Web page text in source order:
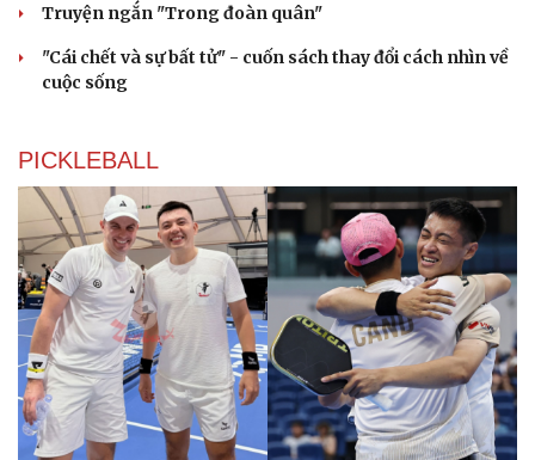
Truyện ngắn "Trong đoàn quân"
"Cái chết và sự bất tử" - cuốn sách thay đổi cách nhìn về
cuộc sống
PICKLEBALL